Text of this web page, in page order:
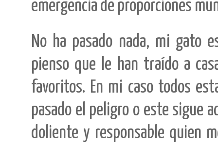
emergencia de proporciones
No ha pasado nada, mi gato
pienso que le han traído a
favoritos. En mi caso todos
pasado el peligro o este sigue
doliente y responsable quien